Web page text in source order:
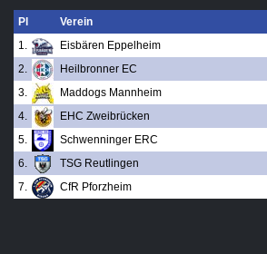
Pl Verein
1.
Eisbären Eppelheim
2.
Heilbronner EC
3.
Maddogs Mannheim
4.
EHC Zweibrücken
5.
Schwenninger ERC
6.
TSG Reutlingen
7.
CfR Pforzheim